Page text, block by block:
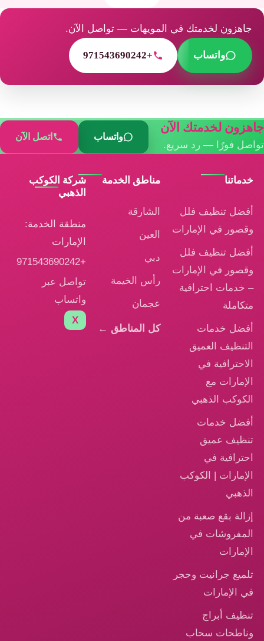
جاهزون لخدمتك في المويهات — تواصل الآن.
واتساب +971543690242
جاهزون لخدمتك الآن
تواصل فورًا — رد سريع.
واتساب اتصل الآن
خدماتنا
أفضل تنظيف فلل
وقصور في الإمارات
أفضل تنظيف فلل
وقصور في الإمارات
– خدمات احترافية
متكاملة
أفضل خدمات
التنظيف العميق
الاحترافية في
الإمارات مع
الكوكب الذهبي
أفضل خدمات
تنظيف عميق
احترافية في
الإمارات | الكوكب
الذهبي
إزالة بقع صعبة من
المفروشات في
الإمارات
تلميع جرانيت وحجر
في الإمارات
تنظيف أبراج
وناطحات سحاب
مناطق الخدمة
الشارقة
العين
دبي
رأس الخيمة
عجمان
كل المناطق ←
شركة الكوكب
الذهبي
منطقة الخدمة:
الإمارات
+971543690242
تواصل عبر
واتساب
X